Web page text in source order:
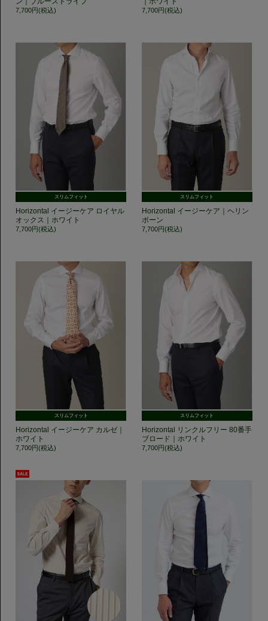
7,700円(税込) 7,700円(税込)
スリムフィット
Horizontal イージーケア ロイヤル
オックス｜ホワイト
7,700円(税込)
スリムフィット
Horizontal イージーケア｜ヘリン
ボーン
7,700円(税込)
スリムフィット
Horizontal イージーケア カルゼ｜
ホワイト
7,700円(税込)
スリムフィット
Horizontal リンクルフリー 80番手
ブロード｜ホワイト
7,700円(税込)